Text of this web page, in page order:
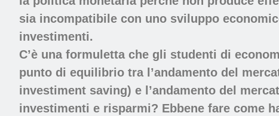
sia incompatibile con uno sviluppo
investimenti.
C’è una formuletta che gli studenti di
punto di equilibrio tra l’andamento del
investiment saving) e l’andamento del
investimenti e risparmi? Ebbene fare come